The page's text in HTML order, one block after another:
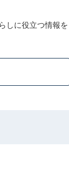
しに役立つ情報を